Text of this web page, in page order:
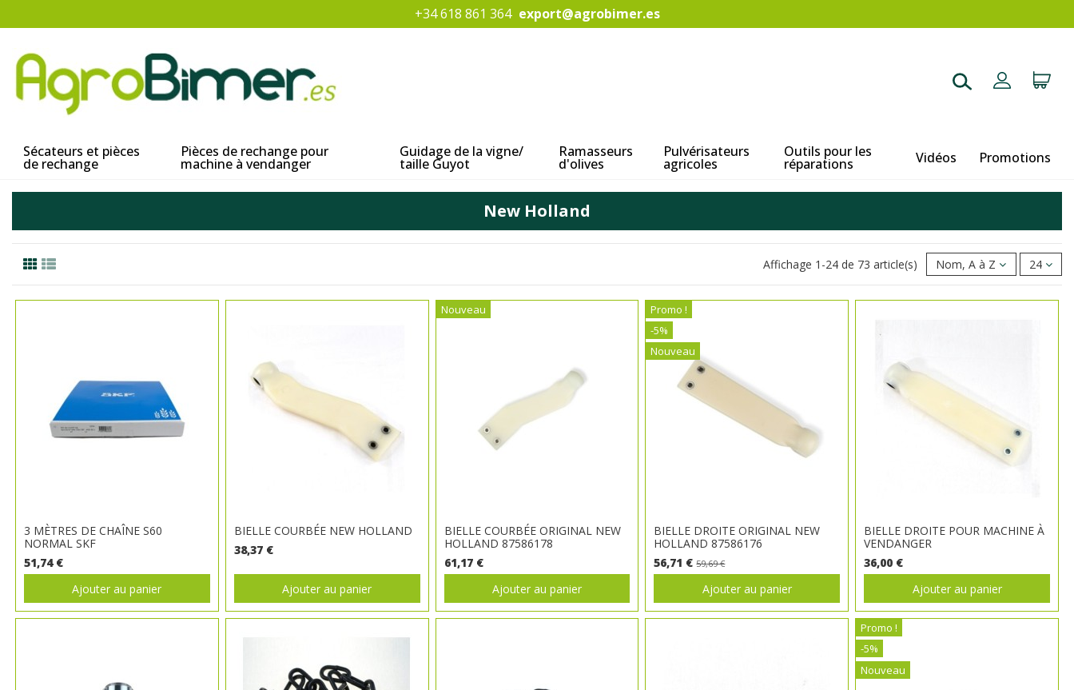
+34 618 861 364 export@agrobimer.es
Sécateurs et pièces
de rechange
Pièces de rechange pour
machine à vendanger
Guidage de la vigne/
taille Guyot
Ramasseurs
d'olives
Pulvérisateurs
agricoles
Outils pour les
réparations Vidéos Promotions
New Holland
Affichage 1-24 de 73 article(s) Nom, A à Z 24
3 MÈTRES DE CHAÎNE S60
NORMAL SKF
51,74 €
Ajouter au panier
BIELLE COURBÉE NEW HOLLAND
38,37 €
Ajouter au panier
Nouveau
BIELLE COURBÉE ORIGINAL NEW
HOLLAND 87586178
61,17 €
Ajouter au panier
Promo !
-5%
Nouveau
BIELLE DROITE ORIGINAL NEW
HOLLAND 87586176
56,71 €59,69 €
Ajouter au panier
BIELLE DROITE POUR MACHINE À
VENDANGER
36,00 €
Ajouter au panier
Promo !
-5%
Nouveau